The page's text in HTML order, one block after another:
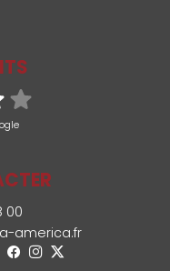
00
america.fr